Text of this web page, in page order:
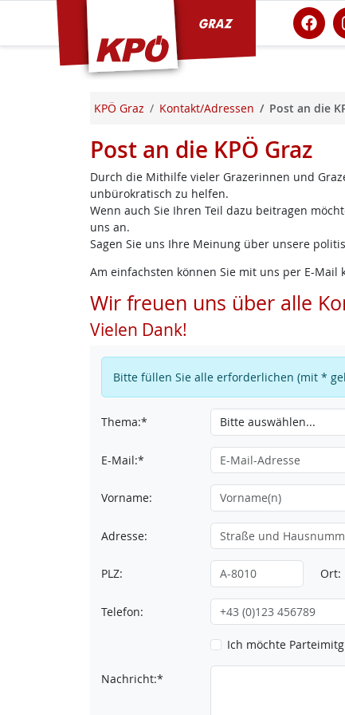
KPÖ Graz Kontakt/Adressen Post an die
Post an die KPÖ Graz
Durch die Mithilfe vieler Grazerinnen und
unbürokratisch zu helfen.
Wenn auch Sie Ihren Teil dazu beitragen
uns an.
Sagen Sie uns Ihre Meinung über unsere
Am einfachsten können Sie mit uns per E-
Wir freuen uns über alle
Vielen Dank!
Bitte füllen Sie alle erforderlichen (mit *
Thema:*
E-Mail:*
Vorname:
Adresse:
PLZ: Ort:
Telefon:
Ich möchte
Nachricht:*